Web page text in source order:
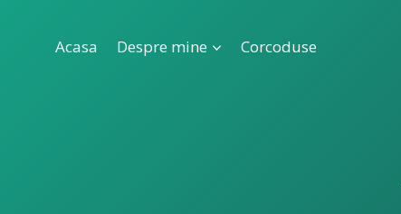
Acasa Despre mine Corcoduse